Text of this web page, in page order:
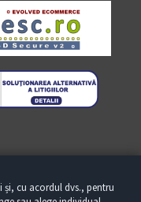
cu acordul dvs., pentru